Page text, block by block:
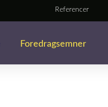
Referencer
Foredragsemner